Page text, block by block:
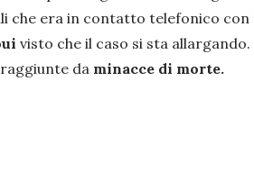
che era in contatto telefonico
visto che il caso si sta
da minacce di morte.